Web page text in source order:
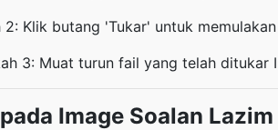
2: Klik butang 'Tukar' untuk
3: Muat turun fail yang telah ditukar
Image Soalan